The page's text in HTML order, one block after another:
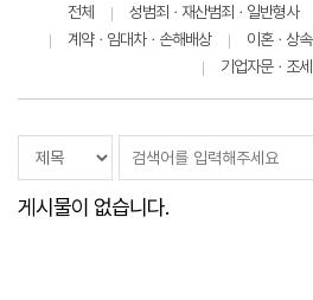
전체 성범죄ㆍ재산범죄ㆍ일반형사
계약ㆍ임대차ㆍ손해배상
이혼ㆍ상속
기업자문ㆍ조세
게시물이 없습니다.